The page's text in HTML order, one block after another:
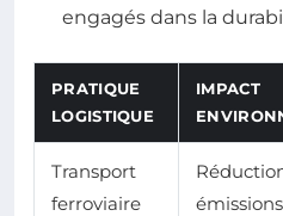
engagés dans la
PRATIQUE
LOGISTIQUE
IMPACT
Transport
ferroviaire